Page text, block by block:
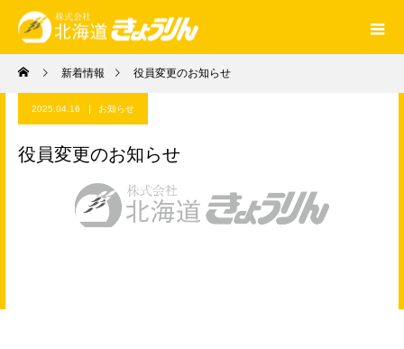
新着情報 役員変更のお知らせ
2025.04.16 お知らせ
役員変更のお知らせ